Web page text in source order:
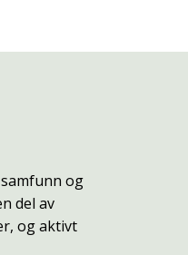
og
del av
og aktivt